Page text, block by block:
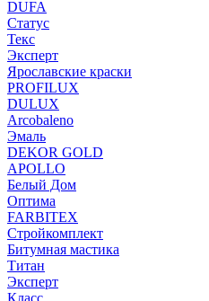
DUFA
Статус
Текс
Эксперт
Ярославские краски
PROFILUX
DULUX
Arcobaleno
Эмаль
DEKOR GOLD
APOLLO
Белый Дом
Оптима
FARBITEX
Стройкомплект
Битумная мастика
Титан
Эксперт
Класс